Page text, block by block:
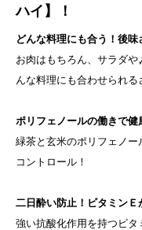
ハイ】！
どんな料理にも合う！後味
お肉はもちろん、サラダ
んな料理にも合わせられる
ポリフェノールの働きで健
緑茶と玄米のポリフェノ
コントロール！
二日酔い防止！ビタミンＥ
強い抗酸化作用を持つビ